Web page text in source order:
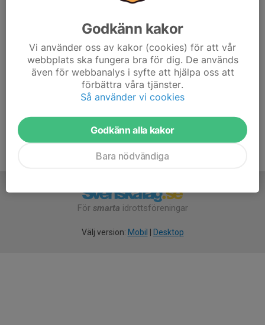
P"/F 12: 60m, 600m, längd, 60mh, kula, spjut
Ha koll på vilka grenar som går vilken dag
www.turebergfriidrott.se/sida/?ID=594507
För smarta idrottsföreningar
Välj version: Mobil Desktop
Godkänn kakor
Vi använder oss av kakor (cookies) för att vår
webbplats ska fungera bra för dig. De används
även för webbanalys i syfte att hjälpa oss att
förbättra våra tjänster.
Så använder vi cookies
Godkänn alla kakor
Bara nödvändiga